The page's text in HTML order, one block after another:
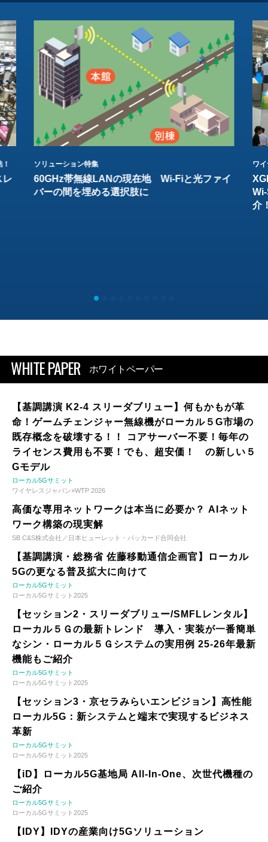
レ
ソリューション特集
60GHz帯無線LANの現在地 Wi-Fiと光ファイ
バーの間を埋める選択肢に
ワ
介
WHITE PAPER ホワイトペーパー
【基調講演 K2-4 スリーダブリュー】何もかもが革
命！ゲームチェンジャー無線機がローカル５G市場の
既存概念を破壊する！！ コアサーバー不要！毎年の
ライセンス費用も不要！でも、超安価！ の新しい５
Gモデル
ローカル5Gサミット
ワイヤレスジャパン×WTP 2026
高価な専用ネットワークは本当に必要か？ AIネット
ワーク構築の現実解
SB C&S株式会社／日本ヒューレット・パッカード合同会社
【基調講演・総務省 佐藤移動通信企画官】ローカル
5Gの更なる普及拡大に向けて
ローカル5Gサミット
ローカル5Gサミット2025
【セッション2・スリーダブリュー/SMFLレンタル】
ローカル５Ｇの最新トレンド 導入・実装が一番簡単
なシン・ローカル５Ｇシステムの実用例 25-26年最新
機能もご紹介
ローカル5Gサミット
ローカル5Gサミット2025
【セッション3・京セラみらいエンビジョン】高性能
ローカル5G：新システムと端末で実現するビジネス
革新
ローカル5Gサミット
ローカル5Gサミット2025
【iD】ローカル5G基地局 All-In-One、次世代機種の
ご紹介
ローカル5Gサミット
ローカル5Gサミット2025
【IDY】IDYの産業向け5Gソリューション